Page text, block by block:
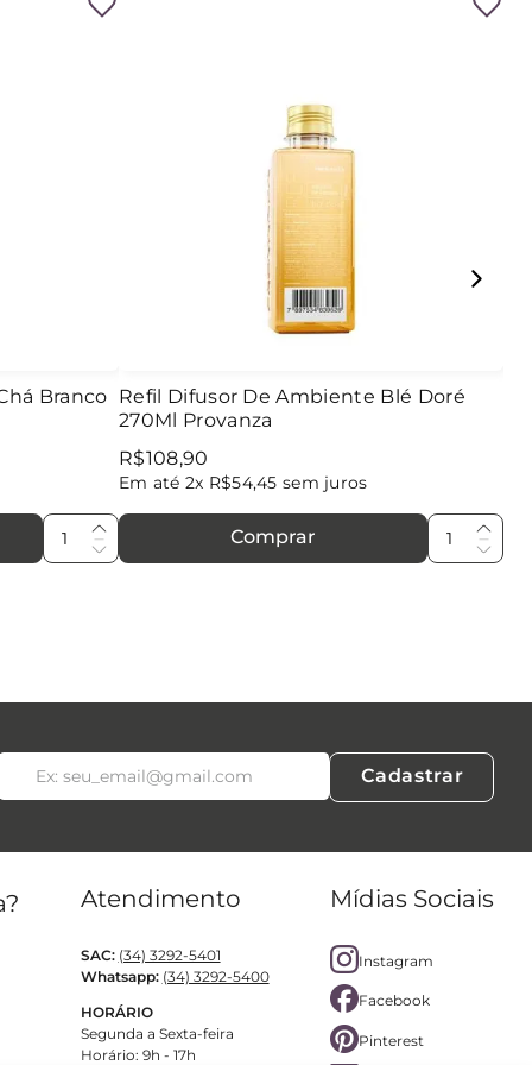
Branco Refil Difusor De Ambiente Blé Doré
270Ml Provanza
R$108,90
Em até 2x R$54,45 sem juros
Comprar
Cadastrar
Atendimento
SAC: (34) 3292-5401
Whatsapp: (34) 3292-5400
HORÁRIO
Segunda a Sexta-feira
Horário: 9h - 17h
Mídias Sociais
Instagram
Facebook
Pinterest